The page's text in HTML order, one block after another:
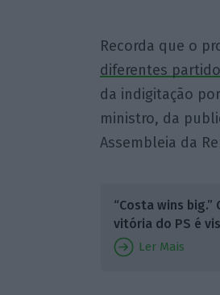
Recorda que o
diferentes
da indigitação
ministro, da
Assembleia da
“Costa wins big.”
vitória do PS é
Ler Mais